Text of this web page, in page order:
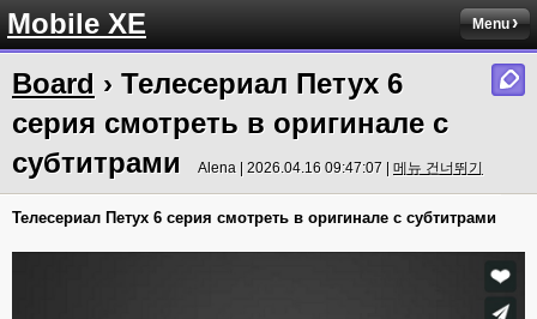
Mobile XE Menu
Board › Телесериал Петух 6
серия смотреть в оригинале с
субтитрами
Alena | 2026.04.16 09:47:07 | 메뉴 건너뛰기
Телесериал Петух 6 серия смотреть в оригинале с субтитрами